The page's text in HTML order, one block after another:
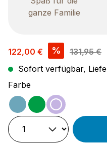
ganze Familie
Verkaufspreis:
122,00 € %
131,95 €
Sofort verfügbar,
Farbeauswählen
ocean
grün
lila